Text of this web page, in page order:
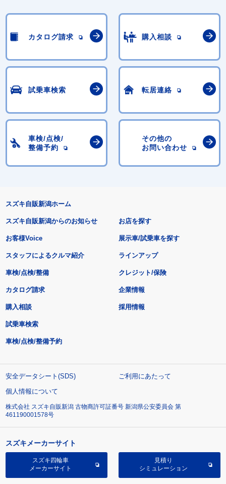
カタログ請求 購入相談
試乗車検索 転居連絡
車検/点検/
整備予約
その他の
お問い合わせ
スズキ自販新潟ホーム
スズキ自販新潟からのお知らせ
お客様Voice
スタッフによるクルマ紹介
お店を探す
展示車/試乗車を探す
ラインアップ
車検/点検/整備 クレジット/保険
カタログ請求
購入相談
試乗車検索
車検/点検/整備予約
企業情報
採用情報
安全データシート(SDS)
ご利用にあたって
個人情報について
株式会社 スズキ自販新潟 古物商許可証番号 新潟県公安委員会 第
461190001578号
スズキメーカーサイト
スズキ四輪車
メーカーサイト
見積り
シミュレーション